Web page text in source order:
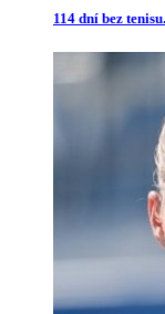
114 dní bez